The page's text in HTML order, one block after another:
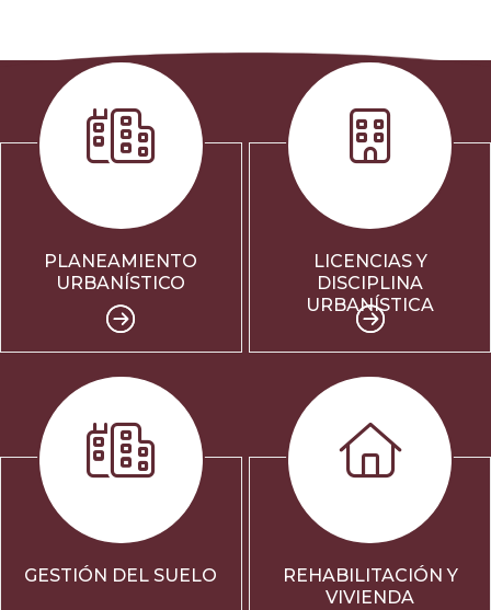
PLANEAMIENTO
URBANÍSTICO
LICENCIAS Y
DISCIPLINA
URBANÍSTICA
GESTIÓN DEL SUELO
REHABILITACIÓN Y
VIVIENDA